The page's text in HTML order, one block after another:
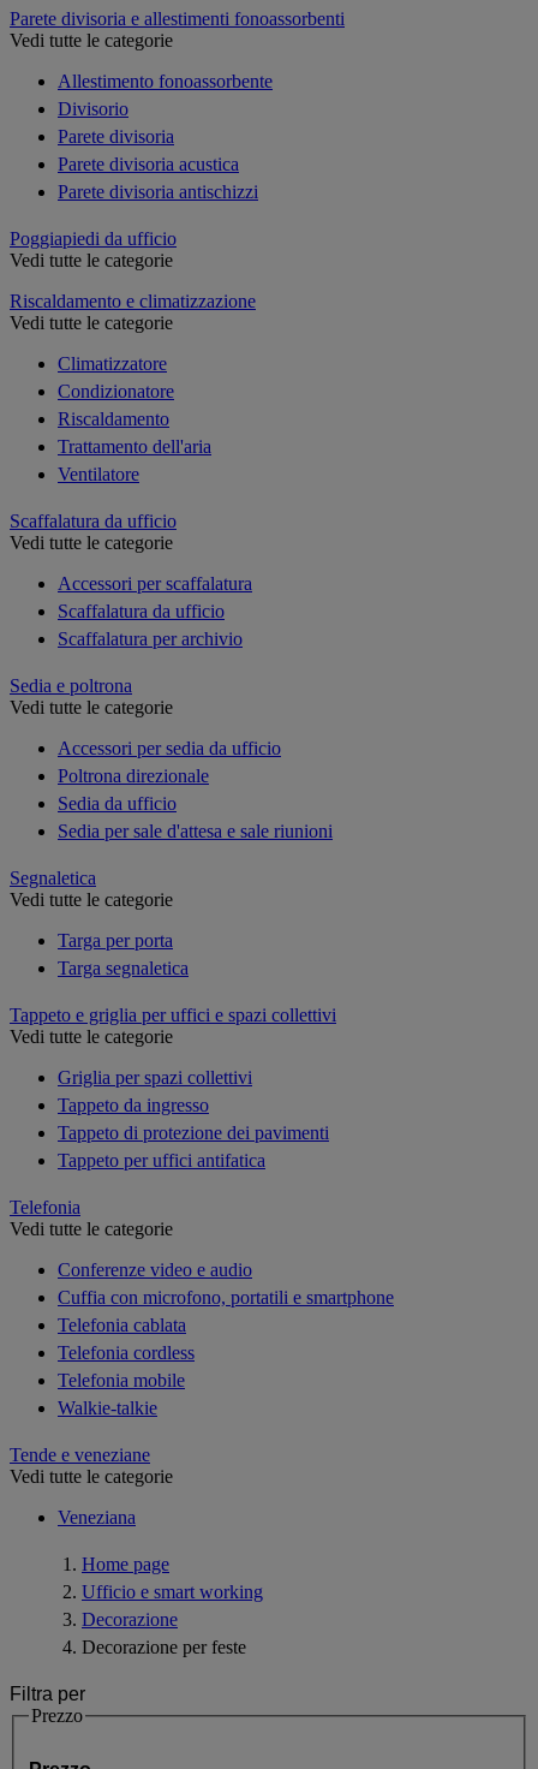
Parete divisoria e allestimenti fonoassorbenti
Vedi tutte le categorie
Allestimento fonoassorbente
Divisorio
Parete divisoria
Parete divisoria acustica
Parete divisoria antischizzi
Poggiapiedi da ufficio
Vedi tutte le categorie
Riscaldamento e climatizzazione
Vedi tutte le categorie
Climatizzatore
Condizionatore
Riscaldamento
Trattamento dell'aria
Ventilatore
Scaffalatura da ufficio
Vedi tutte le categorie
Accessori per scaffalatura
Scaffalatura da ufficio
Scaffalatura per archivio
Sedia e poltrona
Vedi tutte le categorie
Accessori per sedia da ufficio
Poltrona direzionale
Sedia da ufficio
Sedia per sale d'attesa e sale riunioni
Segnaletica
Vedi tutte le categorie
Targa per porta
Targa segnaletica
Tappeto e griglia per uffici e spazi collettivi
Vedi tutte le categorie
Griglia per spazi collettivi
Tappeto da ingresso
Tappeto di protezione dei pavimenti
Tappeto per uffici antifatica
Telefonia
Vedi tutte le categorie
Conferenze video e audio
Cuffia con microfono, portatili e smartphone
Telefonia cablata
Telefonia cordless
Telefonia mobile
Walkie-talkie
Tende e veneziane
Vedi tutte le categorie
Veneziana
Home page
Ufficio e smart working
Decorazione
Decorazione per feste
Filtra per
Prezzo